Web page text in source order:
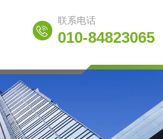
联系电话
010-84823065